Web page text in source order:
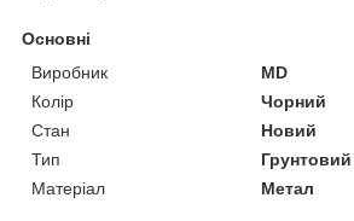
Основні
Виробник
MD
Колір
Чорний
Стан
Новий
Тип
Грунтовий
Матеріал
Метал